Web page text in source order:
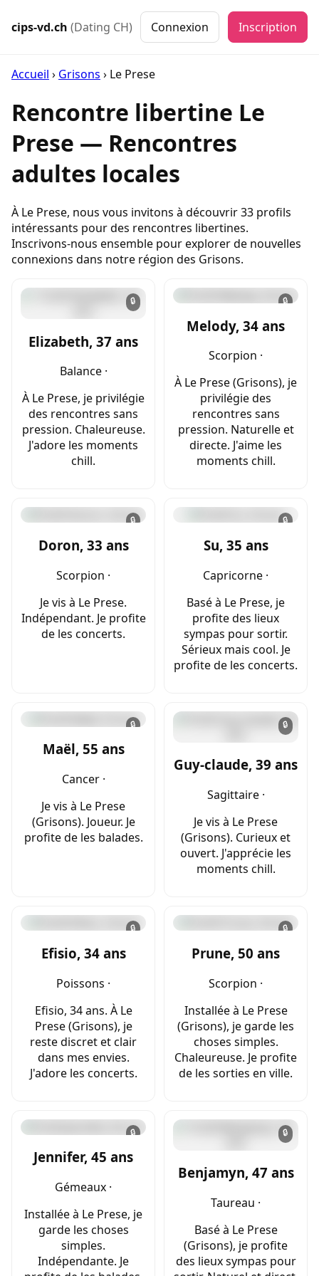
cips-vd.ch (Dating CH) Connexion Inscription
Accueil › Grisons › Le Prese
Rencontre libertine Le
Prese — Rencontres
adultes locales
À Le Prese, nous vous invitons à découvrir 33 profils
intéressants pour des rencontres libertines.
Inscrivons-nous ensemble pour explorer de nouvelles
connexions dans notre région des Grisons.
🔒
Elizabeth, 37 ans
Balance ·
À Le Prese, je privilégie
des rencontres sans
pression. Chaleureuse.
J'adore les moments
chill.
🔒
Melody, 34 ans
Scorpion ·
À Le Prese (Grisons), je
privilégie des
rencontres sans
pression. Naturelle et
directe. J'aime les
moments chill.
🔒
Doron, 33 ans
Scorpion ·
Je vis à Le Prese.
Indépendant. Je profite
de les concerts.
🔒
Su, 35 ans
Capricorne ·
Basé à Le Prese, je
profite des lieux
sympas pour sortir.
Sérieux mais cool. Je
profite de les concerts.
🔒
Maël, 55 ans
Cancer ·
Je vis à Le Prese
(Grisons). Joueur. Je
profite de les balades.
🔒
Guy-claude, 39 ans
Sagittaire ·
Je vis à Le Prese
(Grisons). Curieux et
ouvert. J'apprécie les
moments chill.
🔒
Efisio, 34 ans
Poissons ·
Efisio, 34 ans. À Le
Prese (Grisons), je
reste discret et clair
dans mes envies.
J'adore les concerts.
🔒
Prune, 50 ans
Scorpion ·
Installée à Le Prese
(Grisons), je garde les
choses simples.
Chaleureuse. Je profite
de les sorties en ville.
🔒
Jennifer, 45 ans
Gémeaux ·
Installée à Le Prese, je
garde les choses
simples.
Indépendante. Je
🔒
Benjamyn, 47 ans
Taureau ·
Basé à Le Prese
(Grisons), je profite
des lieux sympas pour